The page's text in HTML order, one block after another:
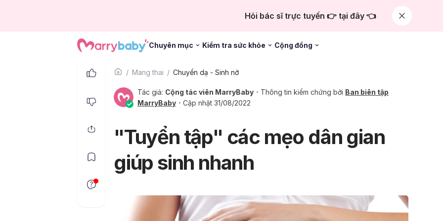
Hỏi bác sĩ trực tuyến 👉 tại đây 👈
Chuyên mục Kiểm tra sức khỏe Cộng đồng
Mang thai Chuyển dạ - Sinh nở
Tác giả: Cộng tác viên MarryBaby Thông tin kiểm chứng bởi Ban biên tập
MarryBaby
Cập nhật 31/08/2022
"Tuyển tập" các mẹo dân gian
giúp sinh nhanh